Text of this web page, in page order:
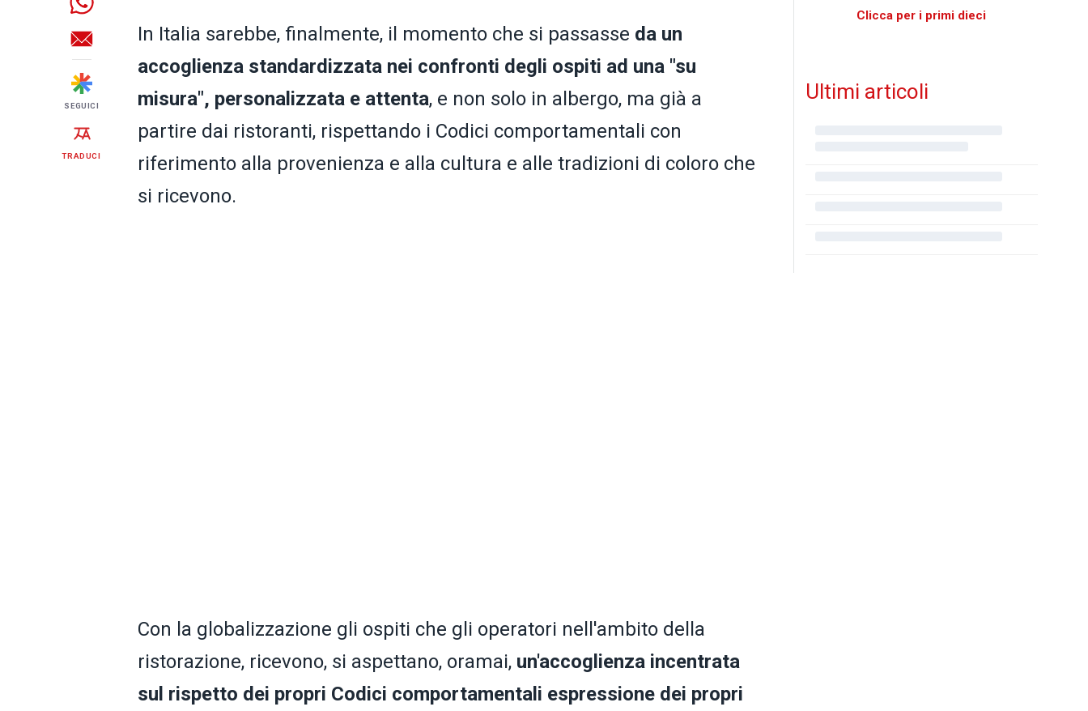
SEGUICI
TRADUCI
In Italia sarebbe, finalmente, il momento che si passasse da un
accoglienza standardizzata nei confronti degli ospiti ad una "su
misura", personalizzata e attenta, e non solo in albergo, ma già a
partire dai ristoranti, rispettando i Codici comportamentali con
riferimento alla provenienza e alla cultura e alle tradizioni di coloro che
si ricevono.
Con la globalizzazione gli ospiti che gli operatori nell'ambito della
ristorazione, ricevono, si aspettano, oramai, un'accoglienza incentrata
sul rispetto dei propri Codici comportamentali espressione dei propri
Clicca per i primi dieci
Ultimi articoli